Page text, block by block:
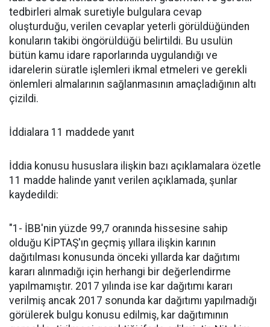
tedbirleri almak suretiyle bulgulara cevap
oluşturduğu, verilen cevaplar yeterli görüldüğünden
konuların takibi öngörüldüğü belirtildi. Bu usulün
bütün kamu idare raporlarında uygulandığı ve
idarelerin süratle işlemleri ikmal etmeleri ve gerekli
önlemleri almalarının sağlanmasının amaçladığının altı
çizildi.
İddialara 11 maddede yanıt
İddia konusu hususlara ilişkin bazı açıklamalara özetle
11 madde halinde yanıt verilen açıklamada, şunlar
kaydedildi:
"1- İBB'nin yüzde 99,7 oranında hissesine sahip
olduğu KİPTAŞ'ın geçmiş yıllara ilişkin karının
dağıtılması konusunda önceki yıllarda kar dağıtımı
kararı alınmadığı için herhangi bir değerlendirme
yapılmamıştır. 2017 yılında ise kar dağıtımı kararı
verilmiş ancak 2017 sonunda kar dağıtımı yapılmadığı
görülerek bulgu konusu edilmiş, kar dağıtımının